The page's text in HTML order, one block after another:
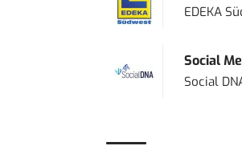
EDEKA
Social
Social